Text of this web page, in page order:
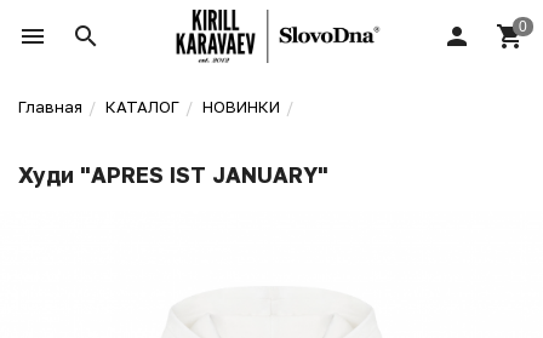
Главная КАТАЛОГ НОВИНКИ
Худи "APRES IST JANUARY"